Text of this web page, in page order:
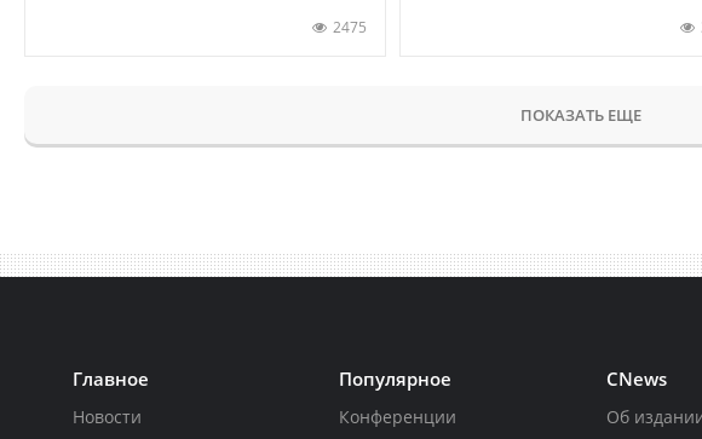
2475
ПОКАЗАТЬ ЕЩЕ
Главное
Новости
Популярное
Конференции
CNews
Об